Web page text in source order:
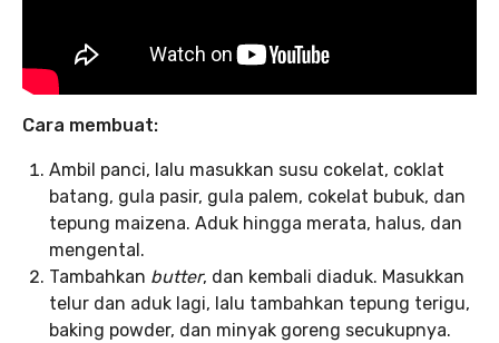
Cara membuat:
Ambil panci, lalu masukkan susu cokelat, coklat
batang, gula pasir, gula palem, cokelat bubuk, dan
tepung maizena. Aduk hingga merata, halus, dan
mengental.
Tambahkan butter, dan kembali diaduk. Masukkan
telur dan aduk lagi, lalu tambahkan tepung terigu,
baking powder, dan minyak goreng secukupnya.